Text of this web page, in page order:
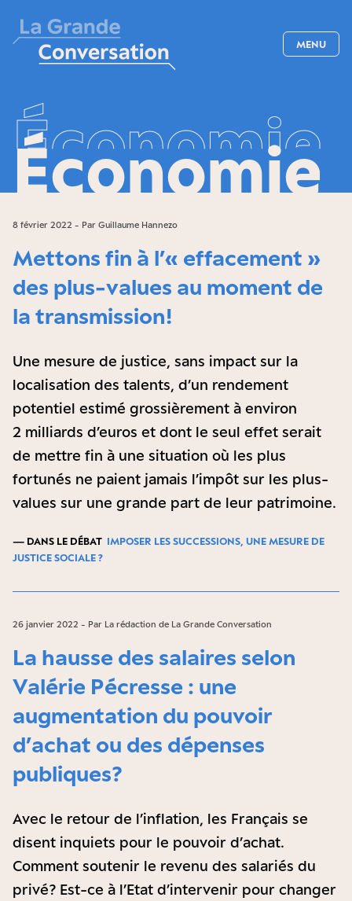
MENU
Économie
Économie
8 février 2022 - Par Guillaume Hannezo
Mettons fin à l’« effacement »
des plus-values au moment de
la transmission !
Une mesure de justice, sans impact sur la
localisation des talents, d’un rendement
potentiel estimé grossièrement à environ
2 milliards d’euros et dont le seul effet serait
de mettre fin à une situation où les plus
fortunés ne paient jamais l’impôt sur les plus-
values sur une grande part de leur patrimoine.
— DANS LE DÉBAT IMPOSER LES SUCCESSIONS, UNE MESURE DE
JUSTICE SOCIALE ?
26 janvier 2022 - Par La rédaction de La Grande Conversation
La hausse des salaires selon
Valérie Pécresse : une
augmentation du pouvoir
d’achat ou des dépenses
publiques ?
Avec le retour de l’inflation, les Français se
disent inquiets pour le pouvoir d’achat.
Comment soutenir le revenu des salariés du
privé ? Est-ce à l’Etat d’intervenir pour changer